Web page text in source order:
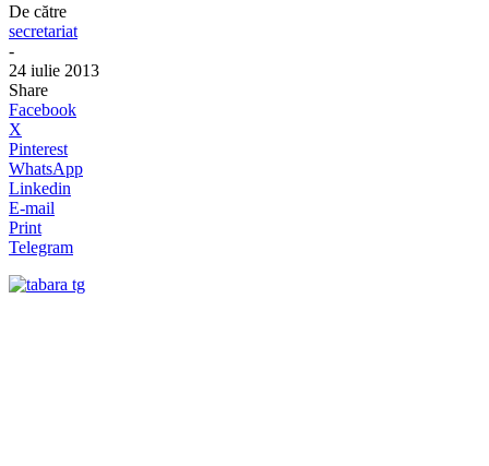
De către
secretariat
-
24 iulie 2013
Share
Facebook
X
Pinterest
WhatsApp
Linkedin
E-mail
Print
Telegram